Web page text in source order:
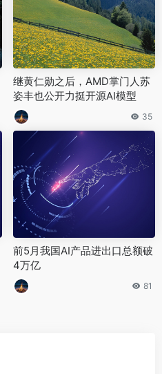
继黄仁勋之后，AMD掌门人苏
姿丰也公开力挺开源AI模型
35
前5月我国AI产品进出口总额破
4万亿
81